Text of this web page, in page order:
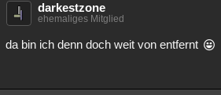
darkestzone
ehemaliges Mitglied
da bin ich denn doch weit von entfernt